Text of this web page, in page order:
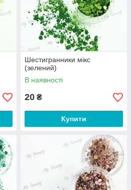
Шестигранники мікс
(зелений)
В наявності
20 ₴
Купити